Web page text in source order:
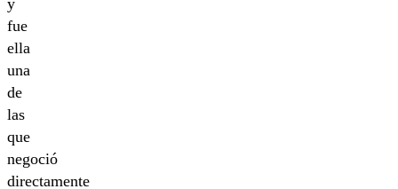
y
fue
ella
una
de
las
que
negoció
directamente